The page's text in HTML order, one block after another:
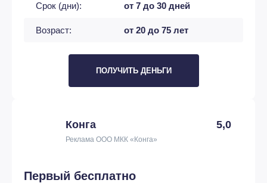
Срок (дни): от 7 до 30 дней
Возраст: от 20 до 75 лет
ПОЛУЧИТЬ ДЕНЬГИ
Конга 5,0
Реклама ООО МКК «Конга»
Первый бесплатно